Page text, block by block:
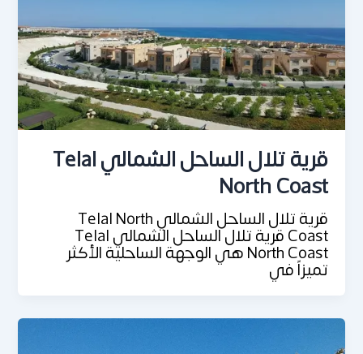
قرية تلال الساحل الشمالي Telal
North Coast
قرية تلال الساحل الشمالي Telal North
Coast قرية تلال الساحل الشمالي Telal
North Coast هي الوجهة الساحلية الأكثر
تميزاً في